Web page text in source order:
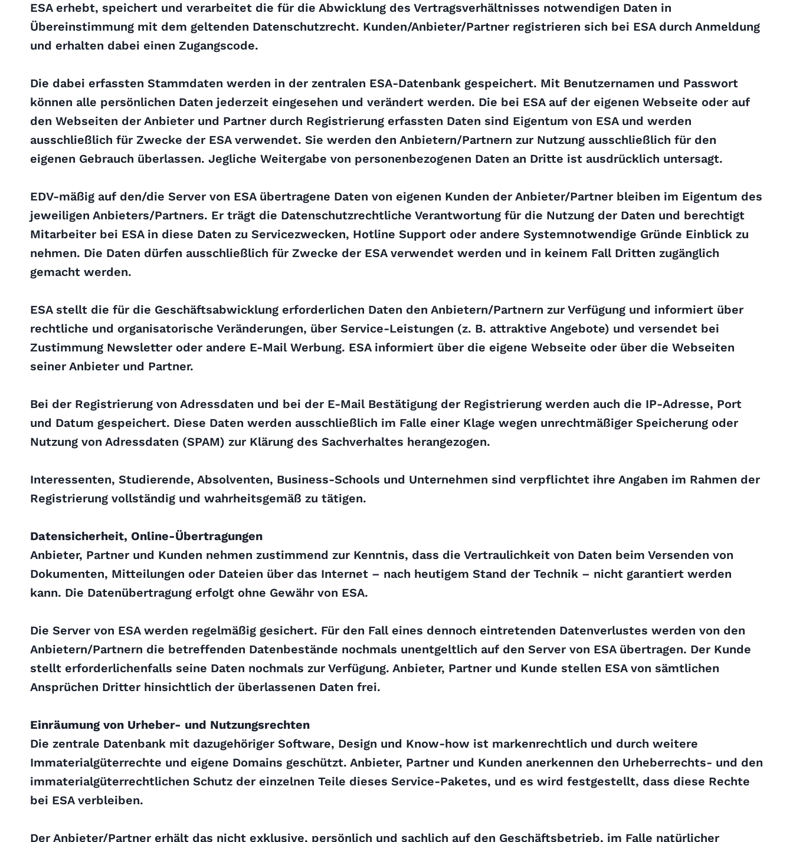
ESA erhebt, speichert und verarbeitet die für die Abwicklung des Vertragsverhältnisses notwendigen Daten in
Übereinstimmung mit dem geltenden Datenschutzrecht. Kunden/Anbieter/Partner registrieren sich bei ESA durch Anmeldung
und erhalten dabei einen Zugangscode.
Die dabei erfassten Stammdaten werden in der zentralen ESA-Datenbank gespeichert. Mit Benutzernamen und Passwort
können alle persönlichen Daten jederzeit eingesehen und verändert werden. Die bei ESA auf der eigenen Webseite oder auf
den Webseiten der Anbieter und Partner durch Registrierung erfassten Daten sind Eigentum von ESA und werden
ausschließlich für Zwecke der ESA verwendet. Sie werden den Anbietern/Partnern zur Nutzung ausschließlich für den
eigenen Gebrauch überlassen. Jegliche Weitergabe von personenbezogenen Daten an Dritte ist ausdrücklich untersagt.
EDV-mäßig auf den/die Server von ESA übertragene Daten von eigenen Kunden der Anbieter/Partner bleiben im Eigentum des
jeweiligen Anbieters/Partners. Er trägt die Datenschutzrechtliche Verantwortung für die Nutzung der Daten und berechtigt
Mitarbeiter bei ESA in diese Daten zu Servicezwecken, Hotline Support oder andere Systemnotwendige Gründe Einblick zu
nehmen. Die Daten dürfen ausschließlich für Zwecke der ESA verwendet werden und in keinem Fall Dritten zugänglich
gemacht werden.
ESA stellt die für die Geschäftsabwicklung erforderlichen Daten den Anbietern/Partnern zur Verfügung und informiert über
rechtliche und organisatorische Veränderungen, über Service-Leistungen (z. B. attraktive Angebote) und versendet bei
Zustimmung Newsletter oder andere E-Mail Werbung. ESA informiert über die eigene Webseite oder über die Webseiten
seiner Anbieter und Partner.
Bei der Registrierung von Adressdaten und bei der E-Mail Bestätigung der Registrierung werden auch die IP-Adresse, Port
und Datum gespeichert. Diese Daten werden ausschließlich im Falle einer Klage wegen unrechtmäßiger Speicherung oder
Nutzung von Adressdaten (SPAM) zur Klärung des Sachverhaltes herangezogen.
Interessenten, Studierende, Absolventen, Business-Schools und Unternehmen sind verpflichtet ihre Angaben im Rahmen der
Registrierung vollständig und wahrheitsgemäß zu tätigen.
Datensicherheit, Online-Übertragungen
Anbieter, Partner und Kunden nehmen zustimmend zur Kenntnis, dass die Vertraulichkeit von Daten beim Versenden von
Dokumenten, Mitteilungen oder Dateien über das Internet – nach heutigem Stand der Technik – nicht garantiert werden
kann. Die Datenübertragung erfolgt ohne Gewähr von ESA.
Die Server von ESA werden regelmäßig gesichert. Für den Fall eines dennoch eintretenden Datenverlustes werden von den
Anbietern/Partnern die betreffenden Datenbestände nochmals unentgeltlich auf den Server von ESA übertragen. Der Kunde
stellt erforderlichenfalls seine Daten nochmals zur Verfügung. Anbieter, Partner und Kunde stellen ESA von sämtlichen
Ansprüchen Dritter hinsichtlich der überlassenen Daten frei.
Einräumung von Urheber- und Nutzungsrechten
Die zentrale Datenbank mit dazugehöriger Software, Design und Know-how ist markenrechtlich und durch weitere
Immaterialgüterrechte und eigene Domains geschützt. Anbieter, Partner und Kunden anerkennen den Urheberrechts- und den
immaterialgüterrechtlichen Schutz der einzelnen Teile dieses Service-Paketes, und es wird festgestellt, dass diese Rechte
bei ESA verbleiben.
Der Anbieter/Partner erhält das nicht exklusive, persönlich und sachlich auf den Geschäftsbetrieb, im Falle natürlicher